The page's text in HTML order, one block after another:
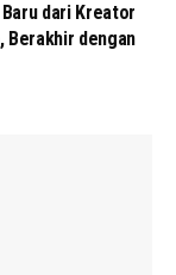
dari Kreator
Berakhir dengan